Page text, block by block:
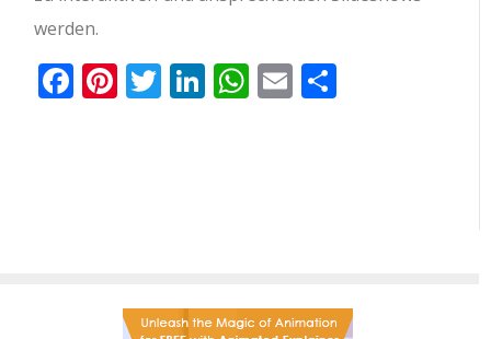
werden.
Facebook
Pinterest
Twitter
LinkedIn
WhatsApp
Email